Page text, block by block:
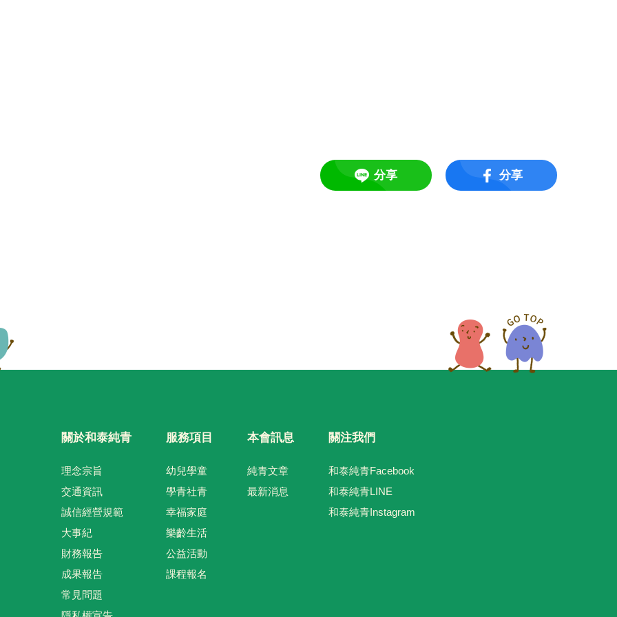
分享 分享
關於和泰純青
理念宗旨
交通資訊
誠信經營規範
大事紀
財務報告
成果報告
常見問題
服務項目
幼兒學童
學青社青
幸福家庭
樂齡生活
公益活動
課程報名
本會訊息
純青文章
最新消息
關注我們
和泰純青Facebook
和泰純青LINE
和泰純青Instagram